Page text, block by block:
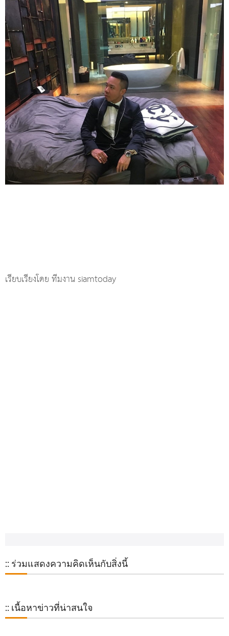
เรียบเรียงโดย ทีมงาน siamtoday
:: ร่วมแสดงความคิดเห็นกับสิ่งนี้
:: เนื้อหาข่าวที่น่าสนใจ